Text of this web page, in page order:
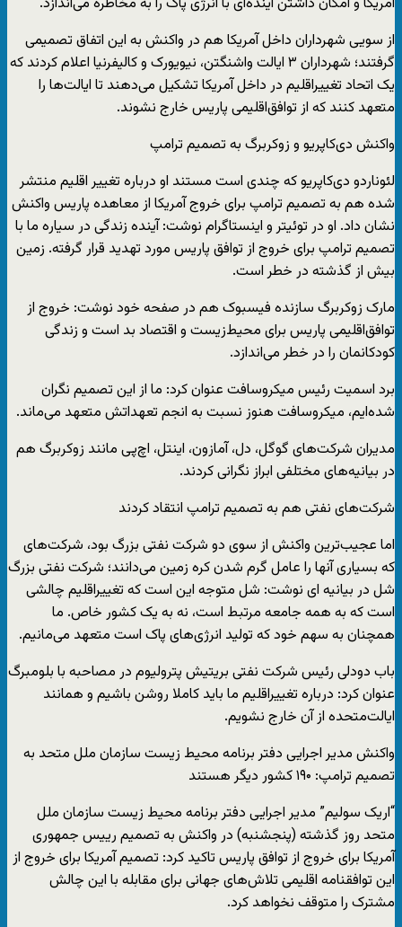
از سویی شهرداران داخل آمریکا هم در واکنش به این اتفاق تصمیمی
گرفتند؛ شهرداران ۳ ایالت واشنگتن، نیویورک و کالیفرنیا اعلام کردند که
یک اتحاد تغییراقلیم در داخل آمریکا تشکیل می‌دهند تا ایالت‌ها را
متعهد کنند که از توافق‌اقلیمی پاریس خارج نشوند.
واکنش دی‌کاپریو و زوکربرگ به تصمیم ترامپ
لئوناردو دی‌کاپریو که چندی است مستند او درباره تغییر اقلیم منتشر
شده هم به تصمیم ترامپ برای خروج آمریکا از معاهده پاریس واکنش
نشان داد. او در توئیتر و اینستاگرام نوشت: آینده زندگی در سیاره ما با
تصمیم ترامپ برای خروج از توافق پاریس مورد تهدید قرار گرفته. زمین
بیش از گذشته در خطر است.
مارک زوکربرگ سازنده فیسبوک هم در صفحه خود نوشت: خروج از
توافق‌اقلیمی پاریس برای محیط‌زیست و اقتصاد بد است و زندگی
کودکانمان را در خطر می‌اندازد.
برد اسمیت رئیس میکروسافت عنوان کرد: ما از این تصمیم نگران
شده‌ایم، میکروسافت هنوز نسبت به انجم تعهداتش متعهد می‌ماند.
مدیران شرکت‌های گوگل، دل، آمازون، اینتل، اچ‌پی مانند زوکربرگ هم
در بیانیه‌های مختلفی ابراز نگرانی کردند.
شرکت‌های نفتی هم به تصمیم ترامپ انتقاد کردند
اما عجیب‌ترین واکنش از سوی دو شرکت نفتی بزرگ بود، شرکت‌های
که بسیاری آنها را عامل گرم شدن کره زمین می‌دانند؛ شرکت نفتی بزرگ
شل در بیانیه ‌ای نوشت: شل متوجه این است که تغییراقلیم چالشی
است که به همه جامعه مرتبط است، نه به یک کشور خاص. ما
همچنان به سهم خود که تولید انرژی‌های پاک است متعهد می‌مانیم.
باب دودلی رئیس شرکت نفتی بریتیش پترولیوم در مصاحبه با بلومبرگ
عنوان کرد: درباره تغییراقلیم ما باید کاملا روشن باشیم و همانند
ایالت‌متحده از آن خارج نشویم.
واکنش مدیر اجرایی دفتر برنامه محیط زیست سازمان ملل متحد به
تصمیم ترامپ: ۱۹۰ کشور دیگر هستند
“اریک سولیم” مدیر اجرایی دفتر برنامه محیط زیست سازمان ملل
متحد روز گذشته (پنجشنبه) در واکنش به تصمیم رییس جمهوری
آمریکا برای خروج از توافق پاریس تاکید کرد: تصمیم آمریکا برای خروج از
این توافقنامه اقلیمی تلاش‌های جهانی برای مقابله با این چالش
مشترک را متوقف نخواهد کرد.